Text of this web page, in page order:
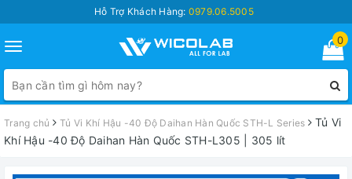
Hỗ Trợ Khách Hàng: 0979.06.5005
Toggle
navigation
0
Trang chủ Tủ Vi Khí Hậu -40 Độ Daihan Hàn Quốc STH-L Series
Tủ Vi
Khí Hậu -40 Độ Daihan Hàn Quốc STH-L305 | 305 lít